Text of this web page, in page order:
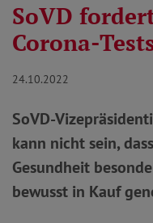
SoVD
Corona-
24.10.2022
SoVD-
kann nicht sein,
Gesundheit
bewusst in Kauf